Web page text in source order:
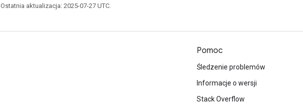
Ostatnia aktualizacja: 2025-07-27 UTC.
Pomoc
Śledzenie problemów
Informacje o wersji
Stack Overflow